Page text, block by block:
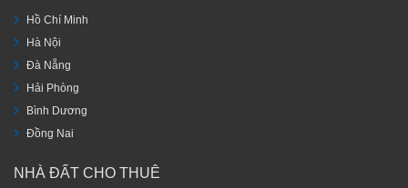
Hồ Chí Minh
Hà Nội
Đà Nẵng
Hải Phòng
Bình Dương
Đồng Nai
NHÀ ĐẤT CHO THUÊ